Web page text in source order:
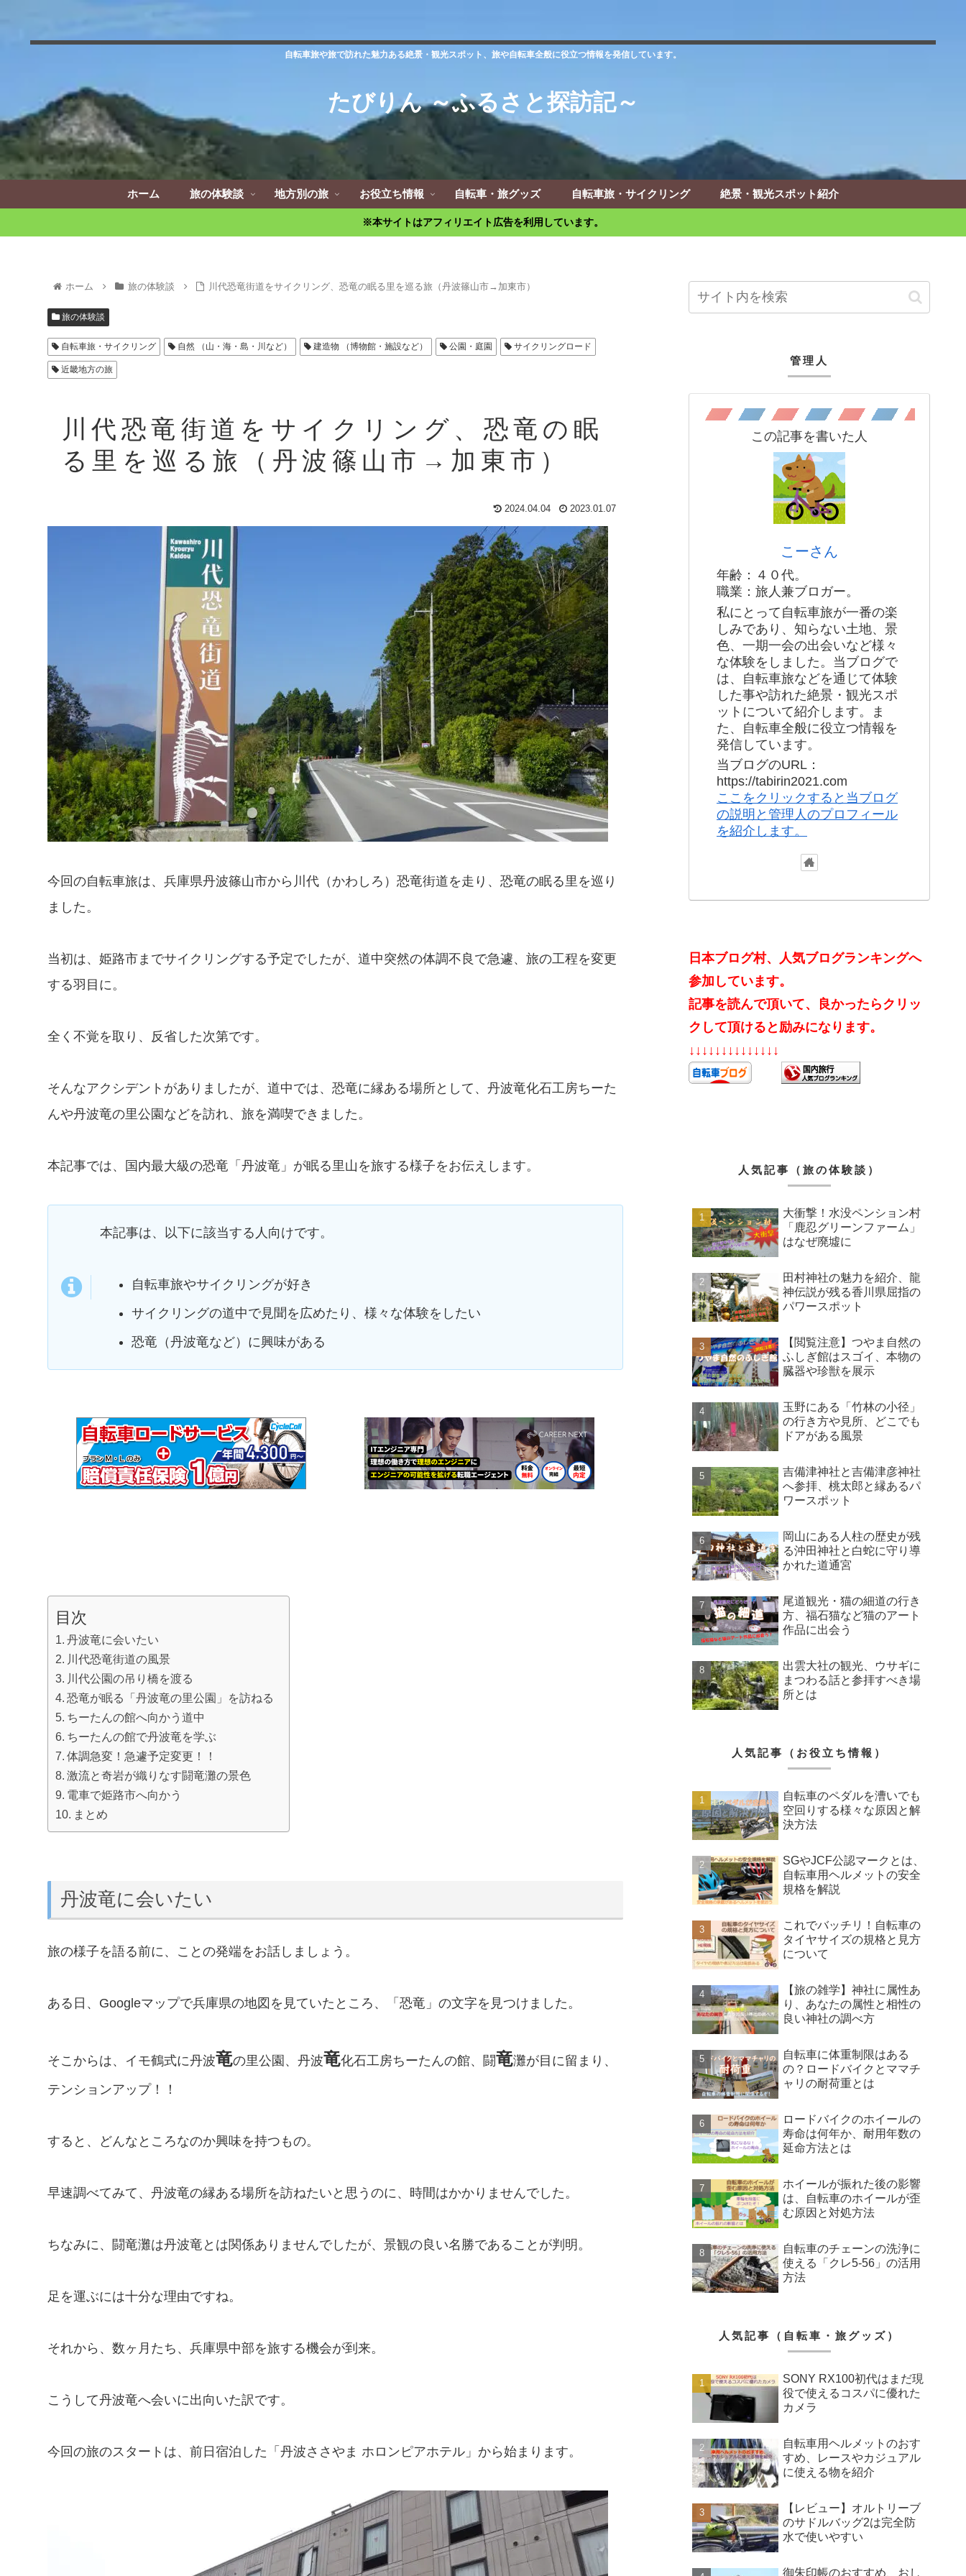
自転車旅や旅で訪れた魅力ある絶景・観光スポット、旅や自転車全般に役立つ情報を発信しています。
たびりん ～ふるさと探訪記～
ホーム 旅の体験談 地方別の旅 お役立ち情報 自転車・旅グッズ 自転車旅・サイクリング 絶景・観光スポット紹介
※本サイトはアフィリエイト広告を利用しています。
ホーム 旅の体験談 川代恐竜街道をサイクリング、恐竜の眠る里を巡る旅（丹波篠山市→加東市）
旅の体験談
自転車旅・サイクリング 自然 （山・海・島・川など） 建造物 （博物館・施設など） 公園・庭園 サイクリングロード
近畿地方の旅
川代恐竜街道をサイクリング、恐竜の眠
る里を巡る旅（丹波篠山市→加東市）
2024.04.04 2023.01.07
今回の自転車旅は、兵庫県丹波篠山市から川代（かわしろ）恐竜街道を走り、恐竜の眠る里を巡り
ました。
当初は、姫路市までサイクリングする予定でしたが、道中突然の体調不良で急遽、旅の工程を変更
する羽目に。
全く不覚を取り、反省した次第です。
そんなアクシデントがありましたが、道中では、恐竜に縁ある場所として、丹波竜化石工房ちーた
んや丹波竜の里公園などを訪れ、旅を満喫できました。
本記事では、国内最大級の恐竜「丹波竜」が眠る里山を旅する様子をお伝えします。
本記事は、以下に該当する人向けです。
自転車旅やサイクリングが好き
サイクリングの道中で見聞を広めたり、様々な体験をしたい
恐竜（丹波竜など）に興味がある
目次
丹波竜に会いたい
川代恐竜街道の風景
川代公園の吊り橋を渡る
恐竜が眠る「丹波竜の里公園」を訪ねる
ちーたんの館へ向かう道中
ちーたんの館で丹波竜を学ぶ
体調急変！急遽予定変更！！
激流と奇岩が織りなす闘竜灘の景色
電車で姫路市へ向かう
まとめ
丹波竜に会いたい
旅の様子を語る前に、ことの発端をお話しましょう。
ある日、Googleマップで兵庫県の地図を見ていたところ、「恐竜」の文字を見つけました。
そこからは、イモ鶴式に丹波竜の里公園、丹波竜化石工房ちーたんの館、闘竜灘が目に留まり、
テンションアップ！！
すると、どんなところなのか興味を持つもの。
早速調べてみて、丹波竜の縁ある場所を訪ねたいと思うのに、時間はかかりませんでした。
ちなみに、闘竜灘は丹波竜とは関係ありませんでしたが、景観の良い名勝であることが判明。
足を運ぶには十分な理由ですね。
それから、数ヶ月たち、兵庫県中部を旅する機会が到来。
こうして丹波竜へ会いに出向いた訳です。
今回の旅のスタートは、前日宿泊した「丹波ささやま ホロンピアホテル」から始まります。
管理人
この記事を書いた人
こーさん
年齢：４０代。
職業：旅人兼ブロガー。
私にとって自転車旅が一番の楽
しみであり、知らない土地、景
色、一期一会の出会いなど様々
な体験をしました。当ブログで
は、自転車旅などを通じて体験
した事や訪れた絶景・観光スポ
ットについて紹介します。ま
た、自転車全般に役立つ情報を
発信しています。
当ブログのURL：
https://tabirin2021.com
ここをクリックすると当ブログ
の説明と管理人のプロフィール
を紹介します。
日本ブログ村、人気ブログランキングへ
参加しています。
記事を読んで頂いて、良かったらクリッ
クして頂けると励みになります。
↓↓↓↓↓↓↓↓↓↓↓↓↓↓
人気記事（旅の体験談）
大衝撃！水没ペンション村
「鹿忍グリーンファーム」
はなぜ廃墟に
田村神社の魅力を紹介、龍
神伝説が残る香川県屈指の
パワースポット
【閲覧注意】つやま自然の
ふしぎ館はスゴイ、本物の
臓器や珍獣を展示
玉野にある「竹林の小径」
の行き方や見所、どこでも
ドアがある風景
吉備津神社と吉備津彦神社
へ参拝、桃太郎と縁あるパ
ワースポット
岡山にある人柱の歴史が残
る沖田神社と白蛇に守り導
かれた道通宮
尾道観光・猫の細道の行き
方、福石猫など猫のアート
作品に出会う
出雲大社の観光、ウサギに
まつわる話と参拝すべき場
所とは
人気記事（お役立ち情報）
自転車のペダルを漕いでも
空回りする様々な原因と解
決方法
SGやJCF公認マークとは、
自転車用ヘルメットの安全
規格を解説
これでバッチリ！自転車の
タイヤサイズの規格と見方
について
【旅の雑学】神社に属性あ
り、あなたの属性と相性の
良い神社の調べ方
自転車に体重制限はある
の？ロードバイクとママチ
ャリの耐荷重とは
ロードバイクのホイールの
寿命は何年か、耐用年数の
延命方法とは
ホイールが振れた後の影響
は、自転車のホイールが歪
む原因と対処方法
自転車のチェーンの洗浄に
使える「クレ5-56」の活用
方法
人気記事（自転車・旅グッズ）
SONY RX100初代はまだ現
役で使えるコスパに優れた
カメラ
自転車用ヘルメットのおす
すめ、レースやカジュアル
に使える物を紹介
【レビュー】オルトリーブ
のサドルバッグ2は完全防
水で使いやすい
御朱印帳のおすすめ、おし